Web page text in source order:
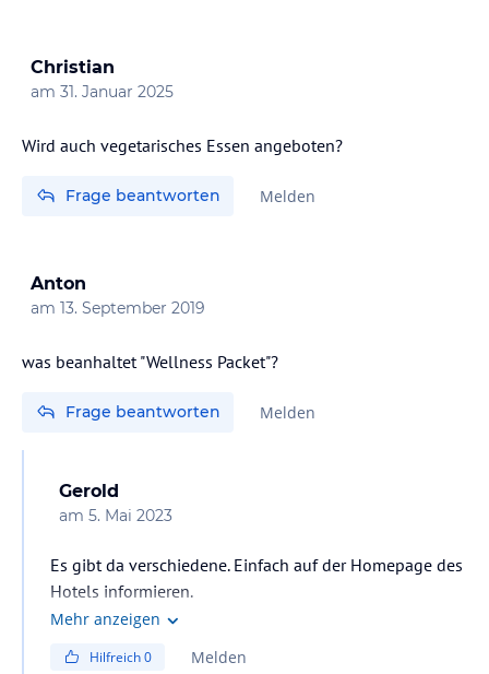
Christian
am 31. Januar 2025
Frage beantworten Melden
Anton
am 13. September 2019
was beanhaltet "Wellness Packet"?
Frage beantworten Melden
Gerold
am 5. Mai 2023
Es gibt da verschiedene. Einfach auf der Homepage des
Hotels informieren.
Mehr anzeigen
Hilfreich0 Melden